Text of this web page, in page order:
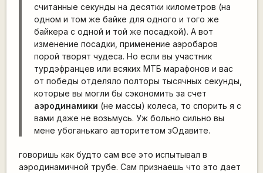
считанные секунды на десятки километров (на
одном и том же байке для одного и того же
байкера с одной и той же посадкой). А вот
изменение посадки, применение аэробаров
порой творят чудеса. Но если вы участник
турдэфранцев или всяких МТБ марафонов и вас
от победы отделяло полторы тысячных секунды,
которые вы могли бы сэкономить за счет
аэродинамики (не массы) колеса, то спорить я с
вами даже не возьмусь. Уж больно сильно вы
мене убоганькаго авторитетом зОдавите.
говоришь как будто сам все это испытывал в
аэродинамичной трубе. Сам признаешь что это дает